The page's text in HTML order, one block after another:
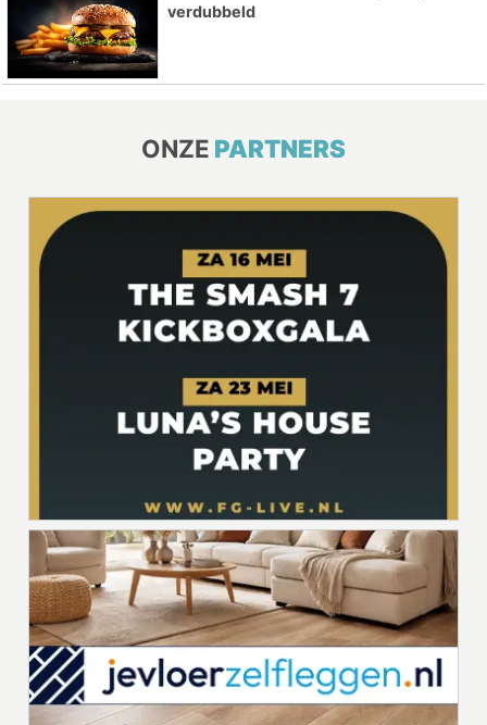
verdubbeld
ONZE PARTNERS